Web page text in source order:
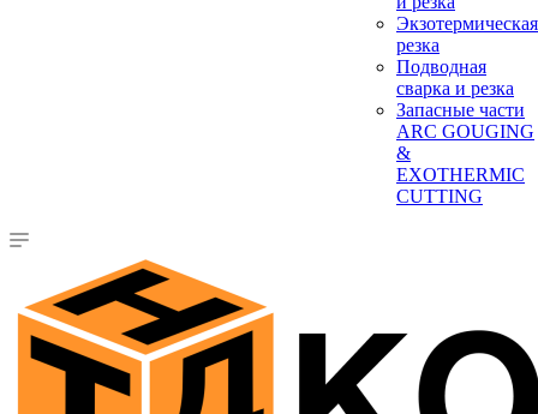
Экзотермическая
резка
Подводная
сварка и резка
Запасные части
ARC GOUGING
&
EXOTHERMIC
CUTTING